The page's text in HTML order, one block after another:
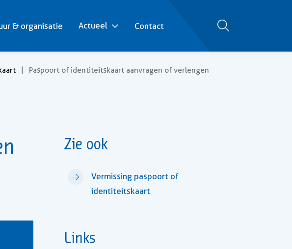
& organisatie Actueel Contact
Zoeken
Paspoort of identiteitskaart aanvragen of verlengen
Zie ook
Vermissing paspoort of
identiteitskaart
Links